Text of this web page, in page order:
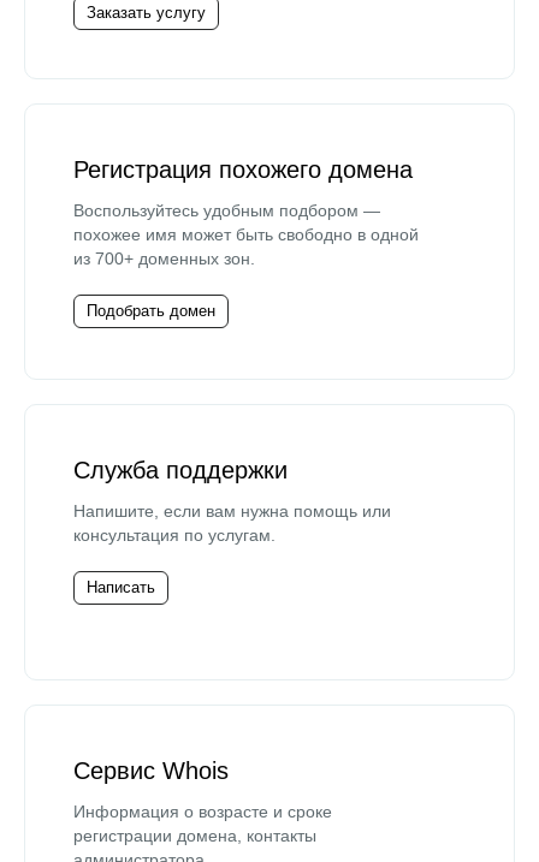
Заказать услугу
Регистрация похожего домена
Воспользуйтесь удобным подбором —
похожее имя может быть свободно в одной
из 700+ доменных зон.
Подобрать домен
Служба поддержки
Напишите, если вам нужна помощь или
консультация по услугам.
Написать
Сервис Whois
Информация о возрасте и сроке
регистрации домена, контакты